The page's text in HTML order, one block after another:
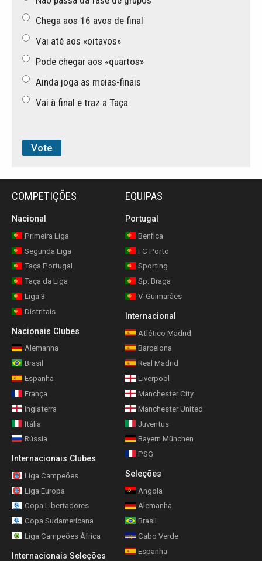
Chega aos 16 avos de final
Vai até aos «oitavos»
Pode chegar aos «quartos»
Ainda joga as meias-finais
Vai à final e traz a Taça
COMPETIÇÕES
Nacional
Primeira Liga
Segunda Liga
Taça Portugal
Taça da Liga
Liga 3
Distritais
Nacionais Clubes
Alemanha
Brasil
Espanha
França
Inglaterra
Itália
Rússia
Internacionais Clubes
Liga Campeões
Liga Europa
Copa Libertadores
Copa Sudamericana
Liga Campeões África
Internacionais Seleções
EQUIPAS
Portugal
Benfica
FC Porto
Sporting
Sp. Braga
V. Guimarães
Internacional
Atlético Madrid
Barcelona
Real Madrid
Liverpool
Manchester City
Manchester United
Juventus
Bayern München
PSG
Seleções
Angola
Alemanha
Brasil
Cabo Verde
Espanha